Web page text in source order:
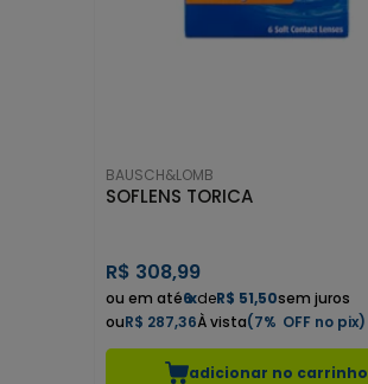
BAUSCH&LOMB
SOFLENS TORICA
R$ 308,99
6xdeR$ 51,50sem juros
R$ 287,36
7%
adicionar no carrinho